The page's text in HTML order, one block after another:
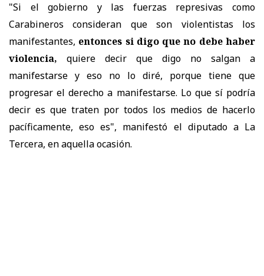
"Si el gobierno y las fuerzas represivas como
Carabineros consideran que son violentistas los
manifestantes, entonces si digo que no debe haber
violencia, quiere decir que digo no salgan a
manifestarse y eso no lo diré, porque tiene que
progresar el derecho a manifestarse. Lo que sí podría
decir es que traten por todos los medios de hacerlo
pacíficamente, eso es", manifestó el diputado a La
Tercera, en aquella ocasión.